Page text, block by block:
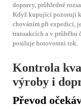
dopravy, průhledné
Když kupující pozorují
chováním při expedici,
transakcích a v průběhu
posiluje hotovostní tok.
Kontrola
výroby i
Převod